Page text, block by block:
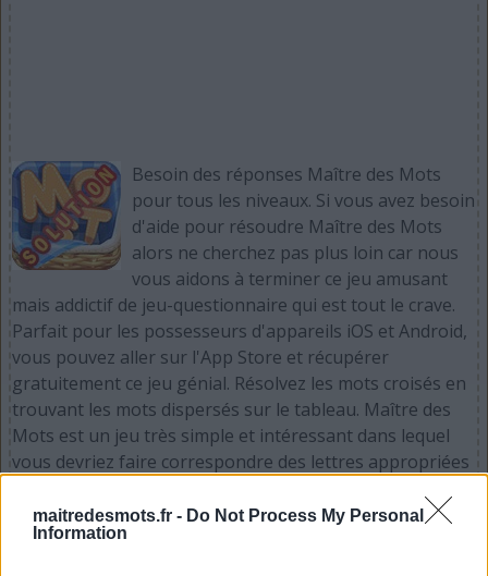
maitredesmots.fr - Do Not Process My Personal
Information
Besoin des réponses Maître des Mots
pour tous les niveaux. Si vous avez besoin
d'aide pour résoudre Maître des Mots
alors ne cherchez pas plus loin car nous
vous aidons à terminer ce jeu amusant
mais addictif de jeu-questionnaire qui est tout le crave.
Parfait pour les possesseurs d'appareils iOS et Android,
vous pouvez aller sur l'App Store et récupérer
gratuitement ce jeu génial. Résolvez les mots croisés en
trouvant les mots dispersés sur le tableau. Maître des
Mots est un jeu très simple et intéressant dans lequel
vous devriez faire correspondre des lettres appropriées
votre iPhone, iPad, iPod et / ou appareil Android et
rendez-vous sur l'iTunes App Store ou sur le Google